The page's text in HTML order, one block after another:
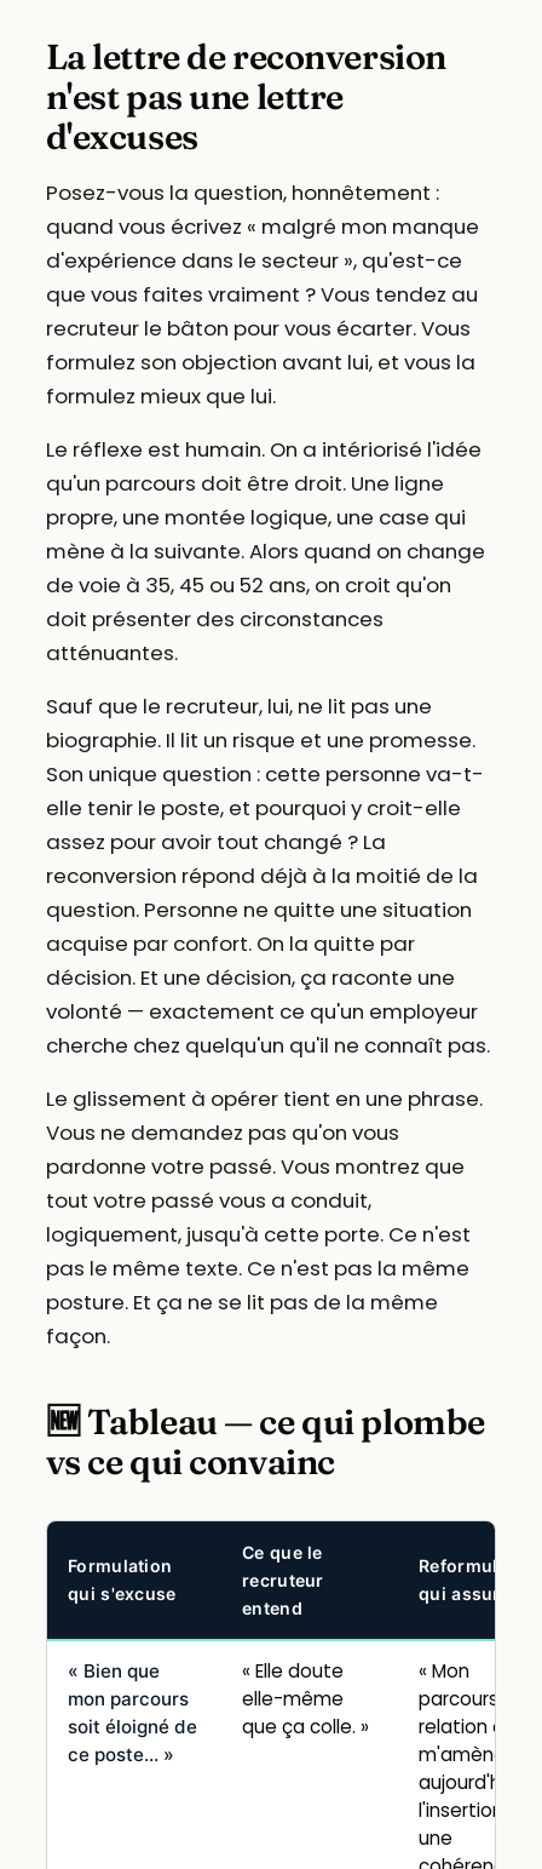
La lettre de reconversion
n'est pas une lettre
d'excuses
Posez-vous la question, honnêtement :
quand vous écrivez « malgré mon manque
d'expérience dans le secteur », qu'est-ce
que vous faites vraiment ? Vous tendez au
recruteur le bâton pour vous écarter. Vous
formulez son objection avant lui, et vous la
formulez mieux que lui.
Le réflexe est humain. On a intériorisé l'idée
qu'un parcours doit être droit. Une ligne
propre, une montée logique, une case qui
mène à la suivante. Alors quand on change
de voie à 35, 45 ou 52 ans, on croit qu'on
doit présenter des circonstances
atténuantes.
Sauf que le recruteur, lui, ne lit pas une
biographie. Il lit un risque et une promesse.
Son unique question : cette personne va-t-
elle tenir le poste, et pourquoi y croit-elle
assez pour avoir tout changé ? La
reconversion répond déjà à la moitié de la
question. Personne ne quitte une situation
acquise par confort. On la quitte par
décision. Et une décision, ça raconte une
volonté — exactement ce qu'un employeur
cherche chez quelqu'un qu'il ne connaît pas.
Le glissement à opérer tient en une phrase.
Vous ne demandez pas qu'on vous
pardonne votre passé. Vous montrez que
tout votre passé vous a conduit,
logiquement, jusqu'à cette porte. Ce n'est
pas le même texte. Ce n'est pas la même
posture. Et ça ne se lit pas de la même
façon.
🆕 Tableau — ce qui plombe
vs ce qui convainc
Formulation
qui s'excuse
Ce que le
recruteur
entend
Reformulation
qui assume
« Bien que
mon parcours
soit éloigné de
ce poste… »
« Elle doute
elle-même
que ça colle. »
« Mon
parcours en
relation client
m'amène
aujourd'hui à
l'insertion, par
une